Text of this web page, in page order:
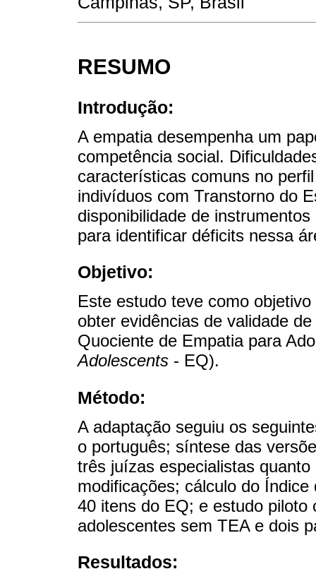
RESUMO
Introdução:
A empatia desempenha um
competência social.
características comuns no
indivíduos com Transtorno do
disponibilidade de
para identificar déficits nessa
Objetivo:
Este estudo teve como
obter evidências de validade
Quociente de Empatia para
Adolescents - EQ).
Método:
A adaptação seguiu os
o português; síntese das
três juízas especialistas
modificações; cálculo do
40 itens do EQ; e estudo
adolescentes sem TEA e dois
Resultados: